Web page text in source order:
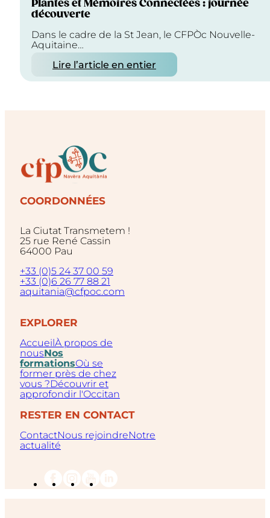
Plantes et Mémoires Connectées : journée
découverte
Dans le cadre de la St Jean, le CFPÒc Nouvelle-
Aquitaine…
Lire l’article en entier
COORDONNÉES
La Ciutat Transmetem !
25 rue René Cassin
64000 Pau
+33 (0)5 24 37 00 59
+33 (0)6 26 77 88 21
aquitania@cfpoc.com
EXPLORER
AccueilÀ propos de
nousNos
formationsOù se
former près de chez
vous ?Découvrir et
approfondir l'Occitan
RESTER EN CONTACT
ContactNous rejoindreNotre
actualité